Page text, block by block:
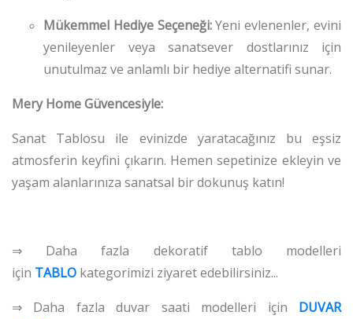
Mükemmel Hediye Seçeneği:Yeni evlenenler, evini
yenileyenler veya sanatsever dostlarınız için
unutulmaz ve anlamlı bir hediye alternatifi sunar.
Mery Home Güvencesiyle:
Sanat Tablosu ile evinizde yaratacağınız bu eşsiz
atmosferin keyfini çıkarın. Hemen sepetinize ekleyin ve
yaşam alanlarınıza sanatsal bir dokunuş katın!
⇒ Daha fazla dekoratif tablo modelleri
için TABLO kategorimizi ziyaret edebilirsiniz...
⇒ Daha fazla duvar saati modelleri için DUVAR